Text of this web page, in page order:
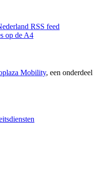
RSS feed
op de A4
Mobility, een onderdeel